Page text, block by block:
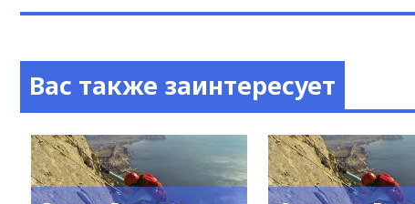
Вас также заинтересует